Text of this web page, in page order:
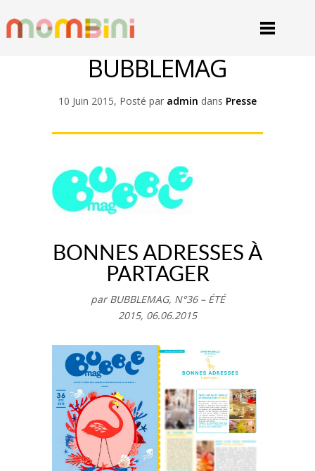
BUBBLEMAG
10 Juin 2015, Posté par admin dans Presse
BONNES ADRESSES À
PARTAGER
par BUBBLEMAG, N°36 – ÉTÉ
2015, 06.06.2015